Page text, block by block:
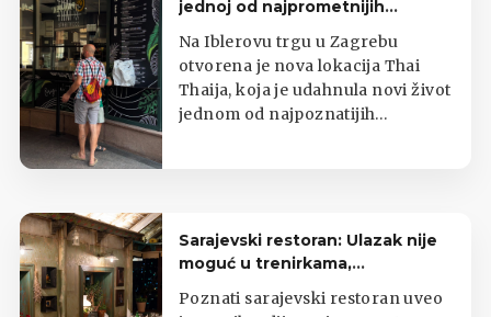
jednoj od najprometnijih
zagrebačkih lokacija
Na Iblerovu trgu u Zagrebu
otvorena je nova lokacija Thai
Thaija, koja je udahnula novi život
jednom od najpoznatijih
Sarajevski restoran: Ulazak nije
moguć u trenirkama,
potkošuljama i japankama
Poznati sarajevski restoran uveo